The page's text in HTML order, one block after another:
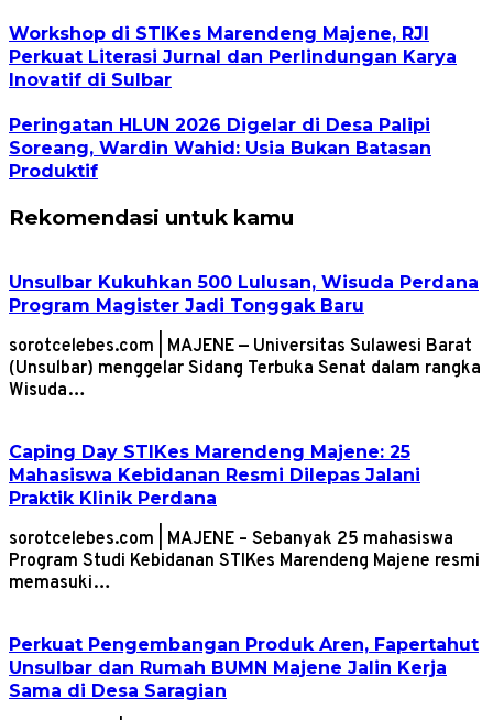
Workshop di STIKes Marendeng Majene, RJI
Perkuat Literasi Jurnal dan Perlindungan Karya
Inovatif di Sulbar
Peringatan HLUN 2026 Digelar di Desa Palipi
Soreang, Wardin Wahid: Usia Bukan Batasan
Produktif
Rekomendasi untuk kamu
Unsulbar Kukuhkan 500 Lulusan, Wisuda Perdana
Program Magister Jadi Tonggak Baru
sorotcelebes.com | MAJENE — Universitas Sulawesi Barat
(Unsulbar) menggelar Sidang Terbuka Senat dalam rangka
Wisuda…
Caping Day STIKes Marendeng Majene: 25
Mahasiswa Kebidanan Resmi Dilepas Jalani
Praktik Klinik Perdana
sorotcelebes.com | MAJENE – Sebanyak 25 mahasiswa
Program Studi Kebidanan STIKes Marendeng Majene resmi
memasuki…
Perkuat Pengembangan Produk Aren, Fapertahut
Unsulbar dan Rumah BUMN Majene Jalin Kerja
Sama di Desa Saragian